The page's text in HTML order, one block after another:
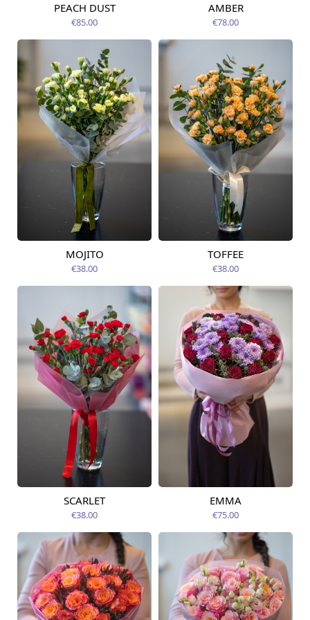
Pieejama no
PEACH DUST
€85.00
Pieejama no
AMBER
€78.00
Pieejama no
12.08.2026
MOJITO
€38.00
Pieejams šodien
TOFFEE
€38.00
Pieejama no
SCARLET
€38.00
Pieejama no
EMMA
€75.00